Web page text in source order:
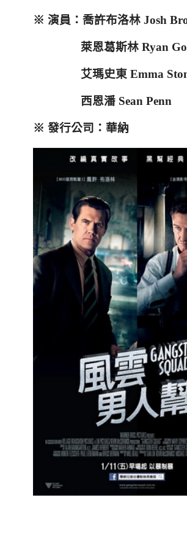
※ 演員：喬許布洛林 Josh
萊恩葛斯林 Ryan
艾瑪史東 Emma
西恩潘 Sean Penn
※ 發行公司：華納